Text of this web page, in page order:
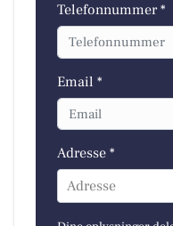
Telefonnummer *
Email *
Adresse *
Adresse